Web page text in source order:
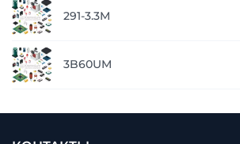
291-3.3M
3B60UM